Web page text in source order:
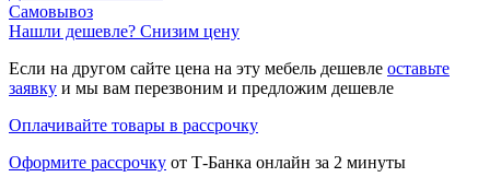
Самовывоз
Нашли дешевле? Снизим цену
Если на другом сайте цена на эту мебель дешевле оставьте
заявку и мы вам перезвоним и предложим дешевле
Оплачивайте товары в рассрочку
Оформите рассрочку от Т-Банка онлайн за 2 минуты